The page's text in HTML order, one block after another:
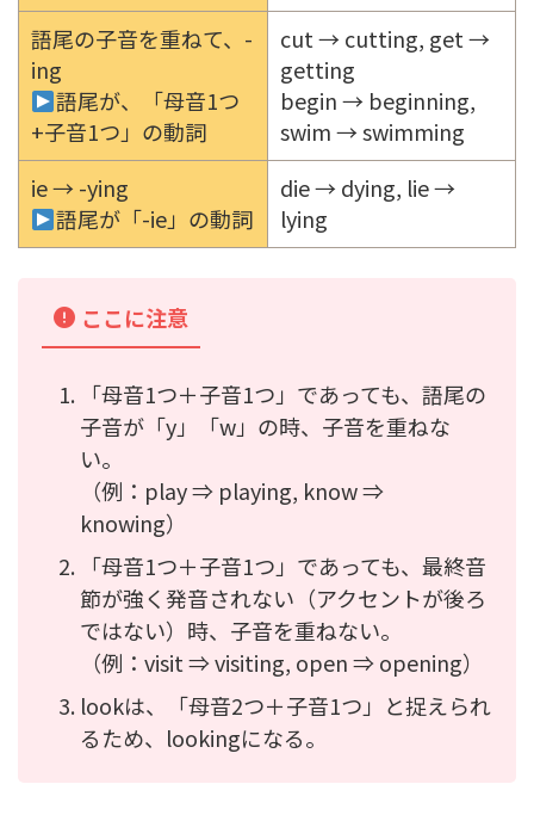
語尾の子音を重ねて、-
ing
語尾が、「母音1つ
+子音1つ」の動詞
cut → cutting, get →
getting
begin → beginning,
swim → swimming
ie → -ying
語尾が「-ie」の動詞
die → dying, lie →
lying
ここに注意
「母音1つ＋子音1つ」であっても、語尾の
子音が「y」「w」の時、子音を重ねな
い。
（例：play ⇒ playing, know ⇒
knowing）
「母音1つ＋子音1つ」であっても、最終音
節が強く発音されない（アクセントが後ろ
ではない）時、子音を重ねない。
（例：visit ⇒ visiting, open ⇒ opening）
lookは、「母音2つ＋子音1つ」と捉えられ
るため、lookingになる。